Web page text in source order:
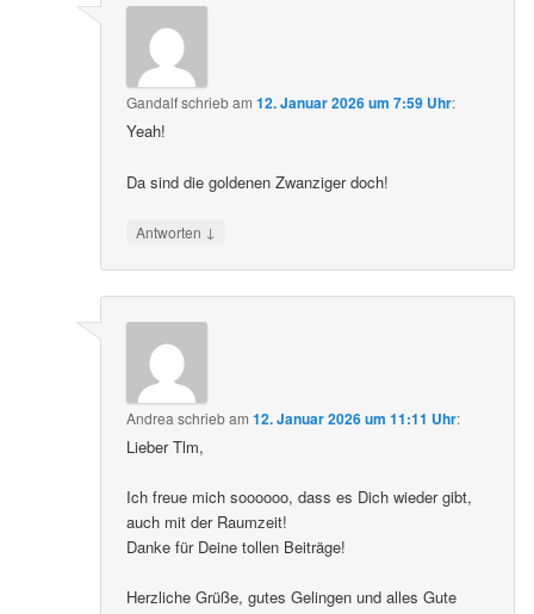
Gandalfschriebam12. Januar 2026 um 7:59 Uhr:
Yeah!
Da sind die goldenen Zwanziger doch!
Antworten ↓
Andrea schriebam12. Januar 2026 um 11:11 Uhr:
Lieber Tlm,
Ich freue mich soooooo, dass es Dich wieder gibt,
auch mit der Raumzeit!
Danke für Deine tollen Beiträge!
Herzliche Grüße, gutes Gelingen und alles Gute